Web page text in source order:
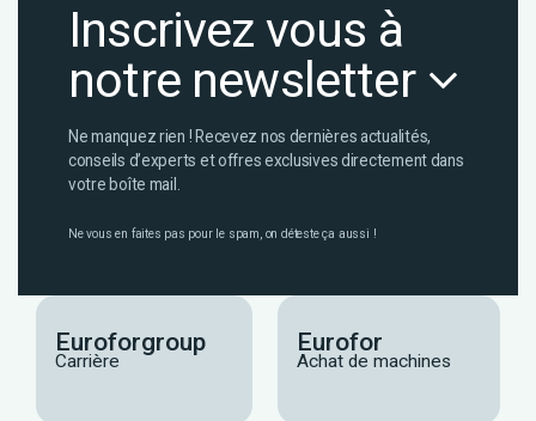
Inscrivez vous à
notre newsletter
Ne manquez rien ! Recevez nos dernières actualités,
conseils d’experts et offres exclusives directement dans
votre boîte mail.
Ne vous en faites pas pour le spam, on déteste ça aussi !
Euroforgroup
Carrière
Eurofor
Achat de machines